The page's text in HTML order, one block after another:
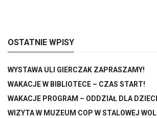
OSTATNIE WPISY
WYSTAWA ULI GIERCZAK ZAPRASZAMY!
WAKACJE W BIBLIOTECE – CZAS START!
WAKACJE PROGRAM – ODDZIAŁ DLA DZIECI
WIZYTA W MUZEUM COP W STALOWEJ WOLI